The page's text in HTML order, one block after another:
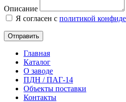
Описание
Я согласен с политикой
Отправить
Главная
Каталог
О заводе
ПДН / ПАГ-14
Объекты поставки
Контакты